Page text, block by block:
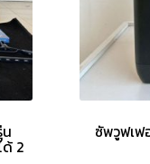
ด้ 2
ซัพวูฟเฟ